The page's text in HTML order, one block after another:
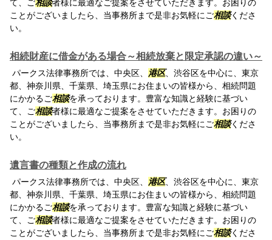
て、ご相談者様に最適なご提案をさせていただきます。お困りの
ことがございましたら、当事務所まで是非お気軽にご相談くださ
い。
相続財産に借金がある場合～相続放棄と限定承認の違い～
パークス法律事務所では、中央区、 港区、渋谷区を中心に、東京
都、神奈川県、千葉県、埼玉県にお住まいの皆様から、相続問題
にかかるご相談を承っております。豊富な知識と経験に基づい
て、ご相談者様に最適なご提案をさせていただきます。お困りの
ことがございましたら、当事務所まで是非お気軽にご相談くださ
い。
遺言書の種類と作成の流れ
パークス法律事務所では、中央区、 港区、渋谷区を中心に、東京
都、神奈川県、千葉県、埼玉県にお住まいの皆様から、相続問題
にかかるご相談を承っております。豊富な知識と経験に基づい
て、ご相談者様に最適なご提案をさせていただきます。お困りの
ことがございましたら、当事務所まで是非お気軽にご相談くださ